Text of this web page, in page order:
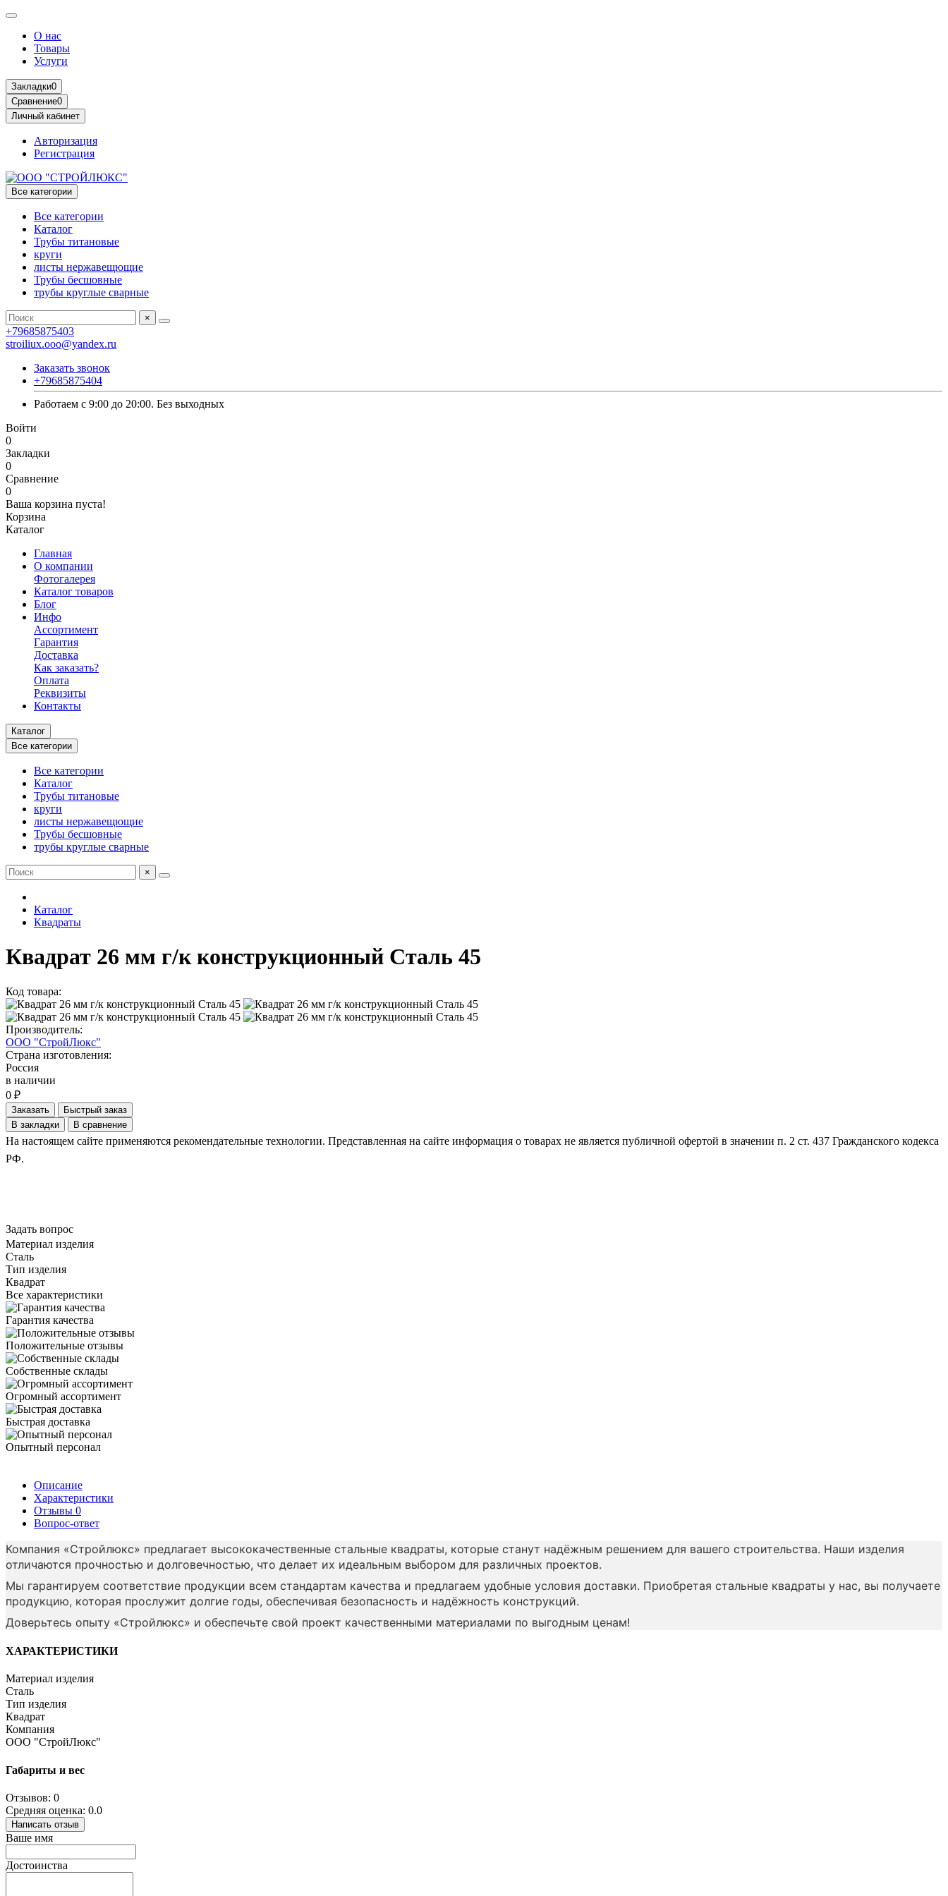
О нас
Товары
Услуги
Закладки0
Сравнение0
Личный кабинет
Авторизация
Регистрация
Все категории
Все категории
Каталог
Трубы титановые
круги
листы нержавещющие
Трубы бесшовные
трубы круглые сварные
×
+79685875403
stroiliux.ooo@yandex.ru
Заказать звонок
+79685875404
Работаем с 9:00 до 20:00. Без выходных
Войти
0
Закладки
0
Сравнение
0
Ваша корзина пуста!
Корзина
Каталог
Главная
О компании
Фотогалерея
Каталог товаров
Блог
Инфо
Ассортимент
Гарантия
Доставка
Как заказать?
Оплата
Реквизиты
Контакты
Каталог
Все категории
Все категории
Каталог
Трубы титановые
круги
листы нержавещющие
Трубы бесшовные
трубы круглые сварные
×
Каталог
Квадраты
Квадрат 26 мм г/к конструкционный Сталь 45
Код товара:
Производитель:
ООО "СтройЛюкс"
Страна изготовления:
Россия
в наличии
0 ₽
Заказать
Быстрый заказ
В закладки
В сравнение
На настоящем сайте применяются рекомендательные технологии. Представленная на сайте информация о товарах не является публичной офертой в значении п. 2 ст. 437 Гражданского кодекса
РФ.
Задать вопрос
Материал изделия
Сталь
Тип изделия
Квадрат
Все характеристики
Гарантия качества
Положительные отзывы
Собственные склады
Огромный ассортимент
Быстрая доставка
Опытный персонал
Описание
Характеристики
Отзывы 0
Вопрос-ответ
Компания «Стройлюкс» предлагает высококачественные стальные квадраты, которые станут надёжным решением для вашего строительства. Наши изделия
отличаются прочностью и долговечностью, что делает их идеальным выбором для различных проектов.
Мы гарантируем соответствие продукции всем стандартам качества и предлагаем удобные условия доставки. Приобретая стальные квадраты у нас, вы получаете
продукцию, которая прослужит долгие годы, обеспечивая безопасность и надёжность конструкций.
Доверьтесь опыту «Стройлюкс» и обеспечьте свой проект качественными материалами по выгодным ценам!
ХАРАКТЕРИСТИКИ
Материал изделия
Сталь
Тип изделия
Квадрат
Компания
ООО "СтройЛюкс"
Габариты и вес
Отзывов: 0
Средняя оценка: 0.0
Написать отзыв
Ваше имя
Достоинства